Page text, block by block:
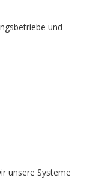
und
unsere Systeme